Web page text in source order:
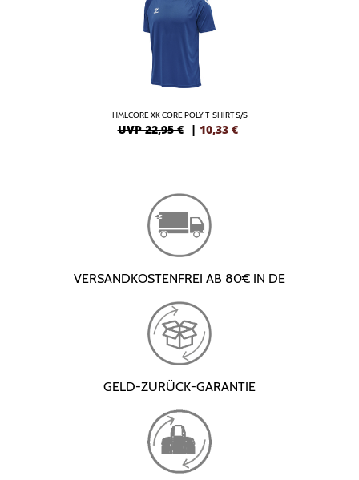
HMLCORE XK CORE POLY T-SHIRT S/S
UVP 22,95 € | 10,33 €
VERSANDKOSTENFREI AB 80€ IN DE
GELD-ZURÜCK-GARANTIE